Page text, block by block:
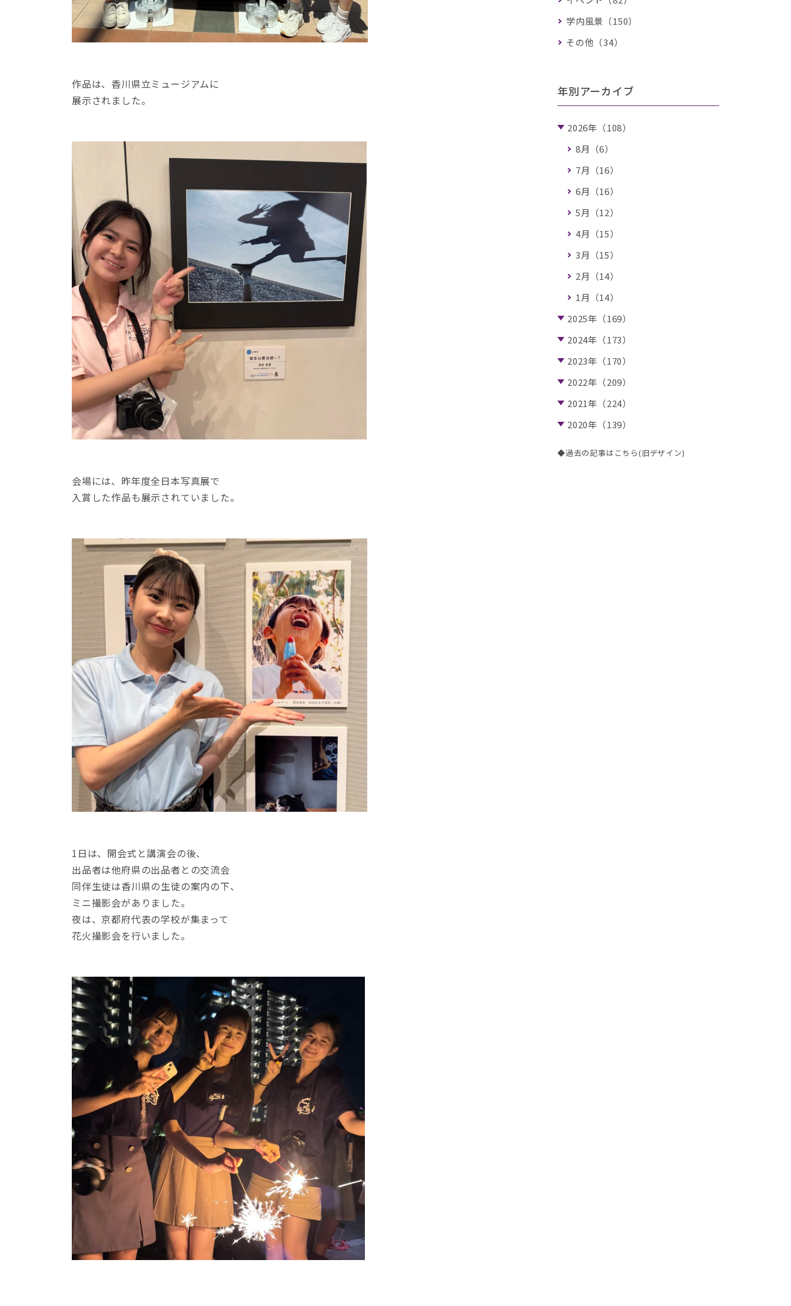
作品は、香川県立ミュージアムに
展示されました。
会場には、昨年度全日本写真展で
入賞した作品も展示されていました。
1日は、開会式と講演会の後、
出品者は他府県の出品者との交流会
同伴生徒は香川県の生徒の案内の下、
ミニ撮影会がありました。
夜は、京都府代表の学校が集まって
花火撮影会を行いました。
学内風景（150）
その他（34）
年別アーカイブ
2026年（108）
8月（6）
7月（16）
6月（16）
5月（12）
4月（15）
3月（15）
2月（14）
1月（14）
2025年（169）
2024年（173）
2023年（170）
2022年（209）
2021年（224）
2020年（139）
◆過去の記事はこちら(旧デザイン)